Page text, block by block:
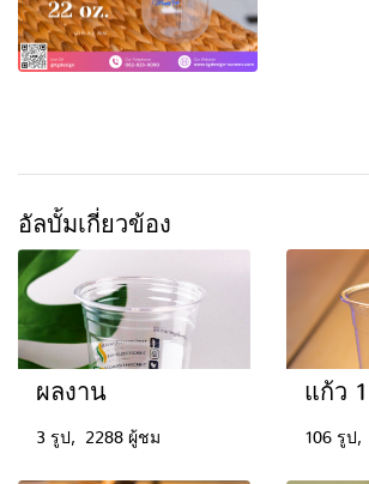
อัลบั้มเกี่ยวข้อง
ผลงาน
3 รูป, 2288 ผู้ชม
แก้ว
106 รูป